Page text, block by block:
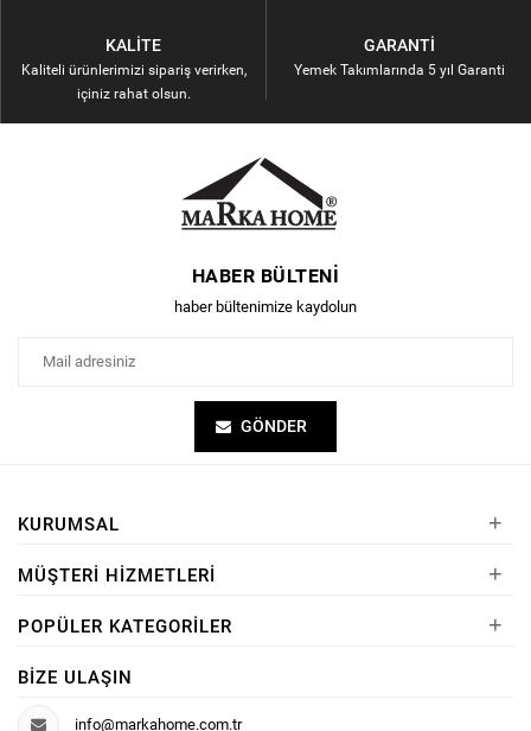
KALITE
Kaliteli ürünlerimizi sipariş verirken,
içiniz rahat olsun.
GARANTI
Yemek Takımlarında 5 yıl Garanti
HABER BÜLTENI
haber bültenimize kaydolun
GÖNDER
KURUMSAL +
MÜŞTERI HIZMETLERI +
POPÜLER KATEGORILER +
BIZE ULAŞIN
info@markahome.com.tr